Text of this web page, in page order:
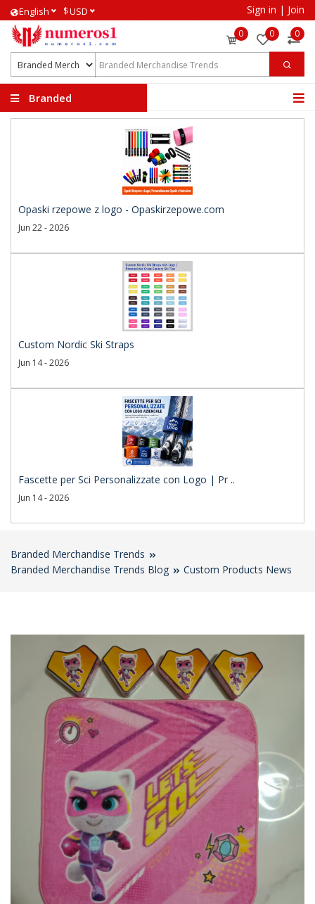
English $USD Sign in | Join
0 0 0
Branded
Opaski rzepowe z logo - Opaskirzepowe.com
Jun 22 - 2026
Custom Nordic Ski Straps
Jun 14 - 2026
Fascette per Sci Personalizzate con Logo | Pr ..
Jun 14 - 2026
Branded Merchandise Trends
Branded Merchandise Trends Blog
Custom Products News